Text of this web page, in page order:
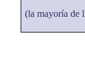
(la mayoría de